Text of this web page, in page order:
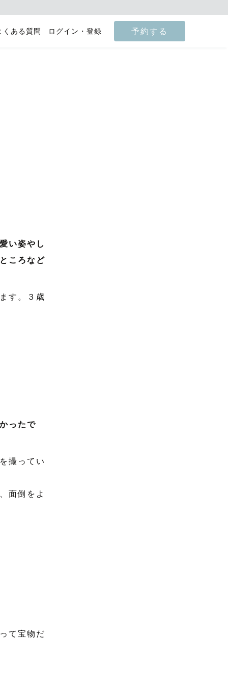
くある質問 ログイン・登録 予約する
い姿やし
ころなど
す。３歳
ったで
撮ってい
面倒をよ
て宝物だ